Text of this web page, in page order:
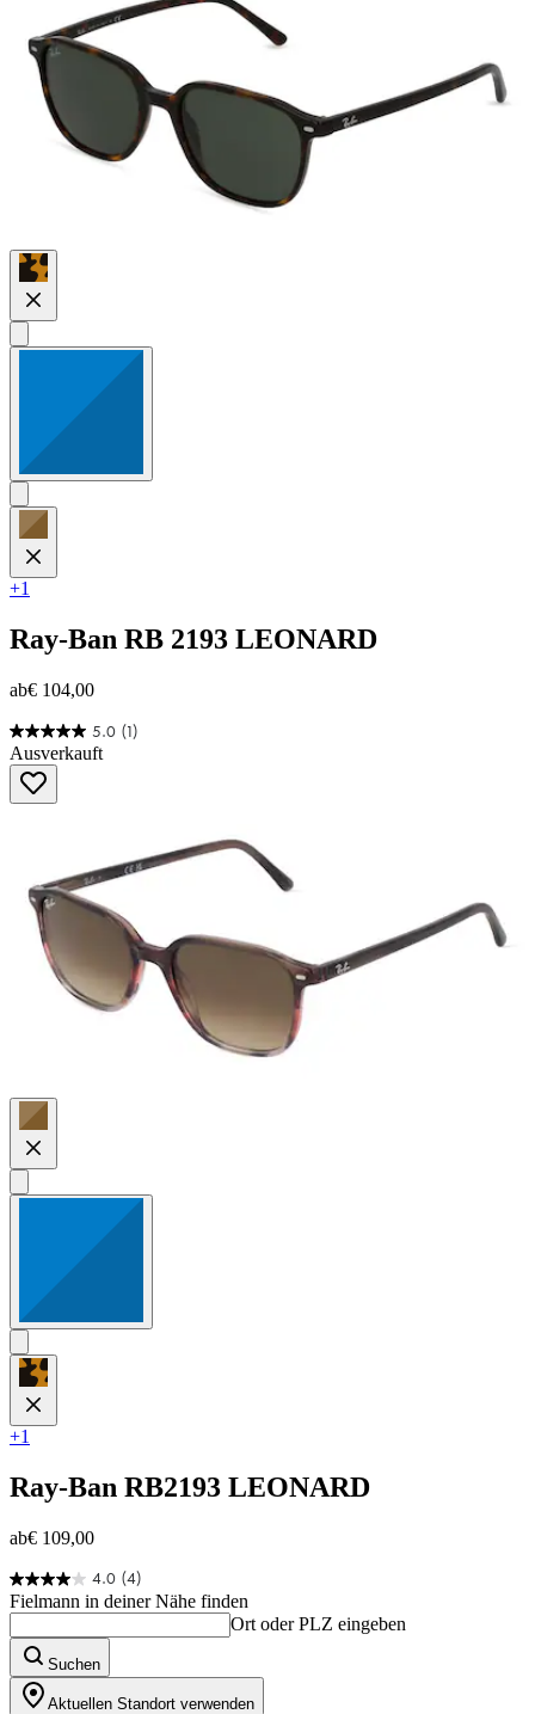
+1
Ray-Ban RB 2193 LEONARD
ab€ 104,00
5.0 (1)
5.0
von
Sternen.
Ausverkauft
+1
Ray-Ban RB2193 LEONARD
ab€ 109,00
4.0 (4)
4.0
von
5
Sternen.
4
Bewertungen
Fielmann in deiner Nähe finden
Ort oder PLZ eingeben
Suchen
Aktuellen Standort verwenden